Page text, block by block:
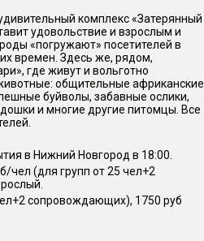
комплекс «Затерянный
удовольствие и взрослым и
«погружают» посетителей в
времен. Здесь же, рядом,
где живут и вольготно
общительные африканские
буйволы, забавные ослики,
и многие другие питомцы. Все
в Нижний Новгород в 18:00.
чел (для групп от 25 чел+2
сопровождающих), 1750 руб